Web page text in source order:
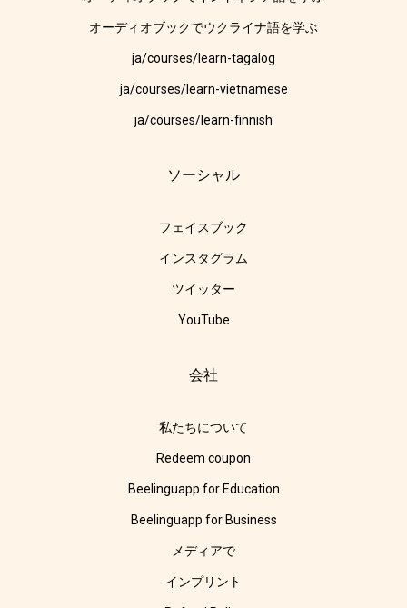
オーディオブックでウクライナ語を学ぶ
ja/courses/learn-tagalog
ja/courses/learn-vietnamese
ja/courses/learn-finnish
ソーシャル
フェイスブック
インスタグラム
ツイッター
YouTube
会社
私たちについて
Redeem coupon
Beelinguapp for Education
Beelinguapp for Business
メディアで
インプリント